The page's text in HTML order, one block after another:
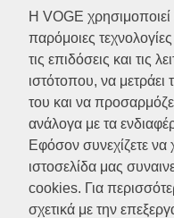
Η VOGE
παρόμοιες τεχνολογίες
τις επιδόσεις και τις
ιστότοπου, να μετράει
του και να
ανάλογα με τα
Εφόσον συνεχίζετε να
ιστοσελίδα μας
cookies. Για
σχετικά με την